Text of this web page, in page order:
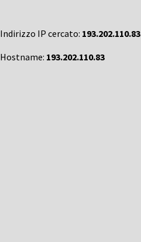
Indirizzo IP cercato: 193.202.110.83
Hostname: 193.202.110.83